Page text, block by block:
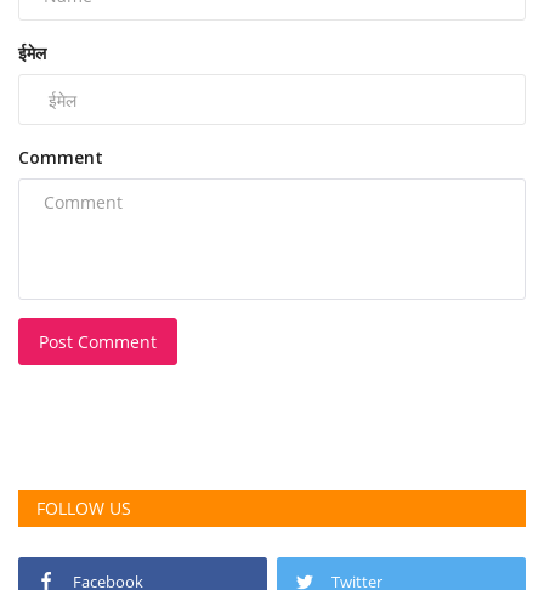
ईमेल
Comment
Post Comment
FOLLOW US
Facebook Twitter